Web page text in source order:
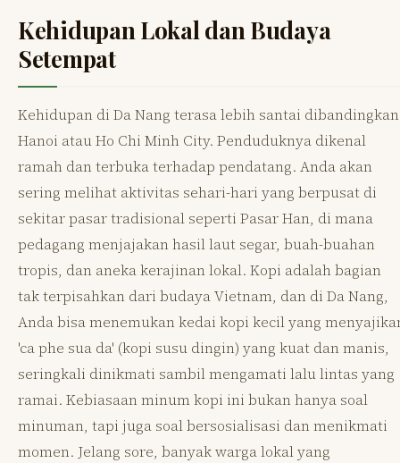
Kehidupan Lokal dan Budaya
Setempat
Kehidupan di Da Nang terasa lebih santai dibandingkan
Hanoi atau Ho Chi Minh City. Penduduknya dikenal
ramah dan terbuka terhadap pendatang. Anda akan
sering melihat aktivitas sehari-hari yang berpusat di
sekitar pasar tradisional seperti Pasar Han, di mana
pedagang menjajakan hasil laut segar, buah-buahan
tropis, dan aneka kerajinan lokal. Kopi adalah bagian
tak terpisahkan dari budaya Vietnam, dan di Da Nang,
Anda bisa menemukan kedai kopi kecil yang
'ca phe sua da' (kopi susu dingin) yang kuat dan manis,
seringkali dinikmati sambil mengamati lalu lintas yang
ramai. Kebiasaan minum kopi ini bukan hanya soal
minuman, tapi juga soal bersosialisasi dan menikmati
momen. Jelang sore, banyak warga lokal yang